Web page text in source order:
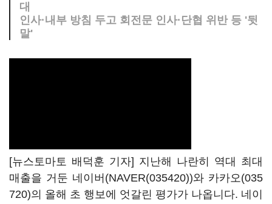
대
인사·내부 방침 두고 회전문 인사·단협 위반 등 '뒷
말'
[뉴스토마토 배덕훈 기자] 지난해 나란히 역대 최대
매출을 거둔 네이버(NAVER(035420))와 카카오(035
720)의 올해 초 행보에 엇갈린 평가가 나옵니다. 네이